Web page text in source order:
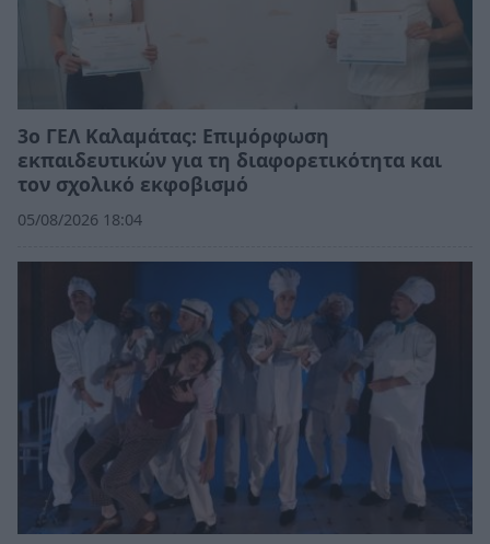
3ο ΓΕΛ Καλαμάτας: Επιμόρφωση
εκπαιδευτικών για τη διαφορετικότητα και
τον σχολικό εκφοβισμό
05/08/2026 18:04